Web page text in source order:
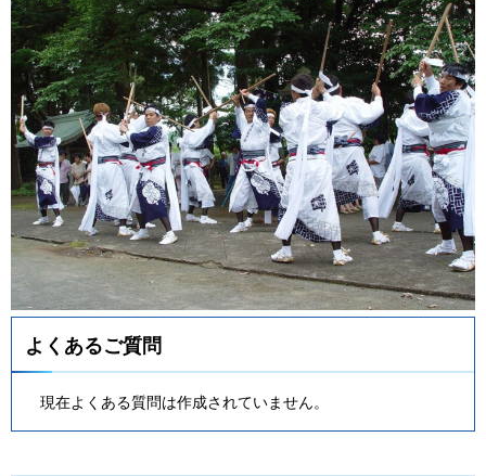
よくあるご質問
現在よくある質問は作成されていません。